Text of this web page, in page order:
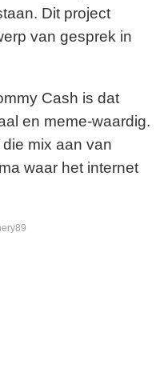
Dit project
van gesprek in
Cash is dat
en meme-waardig.
mix aan van
waar het internet